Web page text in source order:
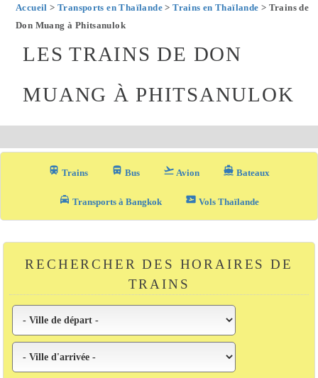
Accueil > Transports en Thaïlande>Trains en Thaïlande > Trains de
Don Muang à Phitsanulok
LES TRAINS DE DON
MUANG À PHITSANULOK
train Trains directions_bus_filled Bus flight_takeoff Avion directions_boat Bateaux
local_taxi Transports à Bangkok airplane_ticket Vols Thaïlande
RECHERCHER DES HORAIRES DE
TRAINS